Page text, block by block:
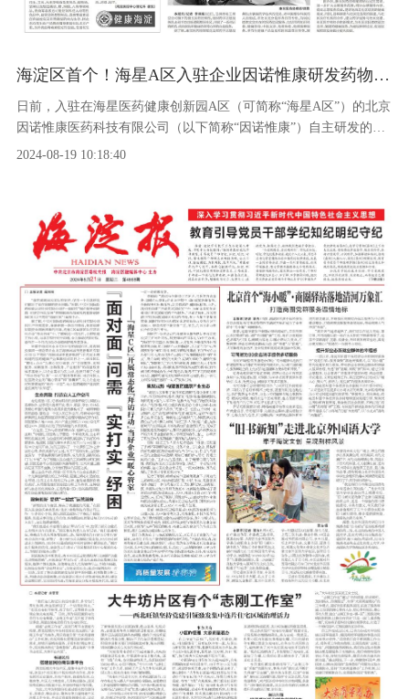
海淀区首个！海星A区入驻企业因诺惟康研发药物获基因治疗临床批件
日前，入驻在海星医药健康创新园A区（可简称“海星A区”）的北京
因诺惟康医药科技有限公司（以下简称“因诺惟康”）自主研发的
IVB103注射液提前收到美国食品药品监督管理局（FDA）的新药临
体的基因治疗临床批件。
2024-08-19 10:18:40